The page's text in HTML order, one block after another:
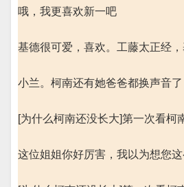
哦，我更喜欢新一吧
基德很可爱，喜欢。工藤太正经，
小兰。柯南还有她爸爸都换声音
[为什么柯南还没长大]第一次看柯
这位姐姐你好厉害，我以为想您